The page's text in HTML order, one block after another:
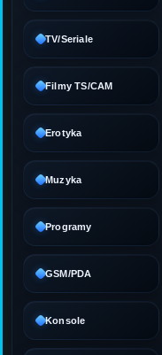
TV/Seriale
Filmy TS/CAM
Erotyka
Muzyka
Programy
GSM/PDA
Konsole